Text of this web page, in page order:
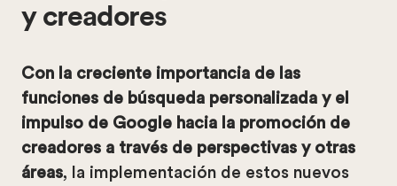
y creadores
Con la creciente importancia de las
funciones de búsqueda personalizada y el
impulso de Google hacia la promoción de
creadores a través de perspectivas y otras
áreas, la implementación de estos nuevos